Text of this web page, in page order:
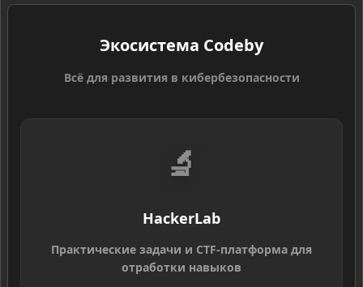
Экосистема Codeby
Всё для развития в кибербезопасности
🔬
HackerLab
Практические задачи и CTF-платформа для
отработки навыков